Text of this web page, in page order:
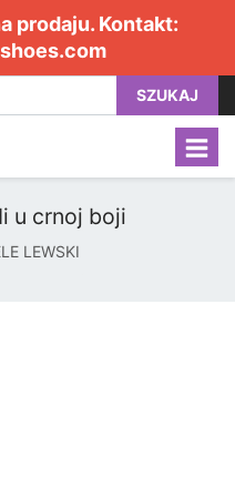
prodaju. Kontakt:
SZUKAJ
u crnoj boji
LEWSKI